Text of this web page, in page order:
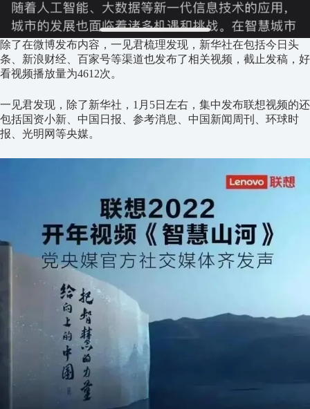
除了在微博发布内容，一见君梳理发现，新华社在包括今日头
条、新浪财经、百家号等渠道也发布了相关视频，截止发稿，好
看视频播放量为4612次。
一见君发现，除了新华社，1月5日左右，集中发布联想视频的还
包括国资小新、中国日报、参考消息、中国新闻周刊、环球时
报、光明网等央媒。